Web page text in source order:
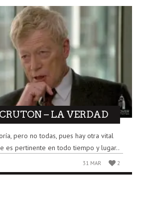
– LA VERDAD
pero no todas, pues hay otra vital
es pertinente en todo tiempo y lugar..
31 MAR 2